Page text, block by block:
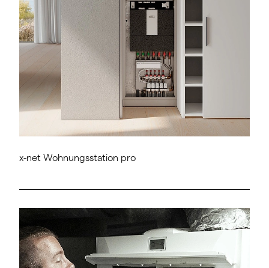
x-net Wohnungsstation pro